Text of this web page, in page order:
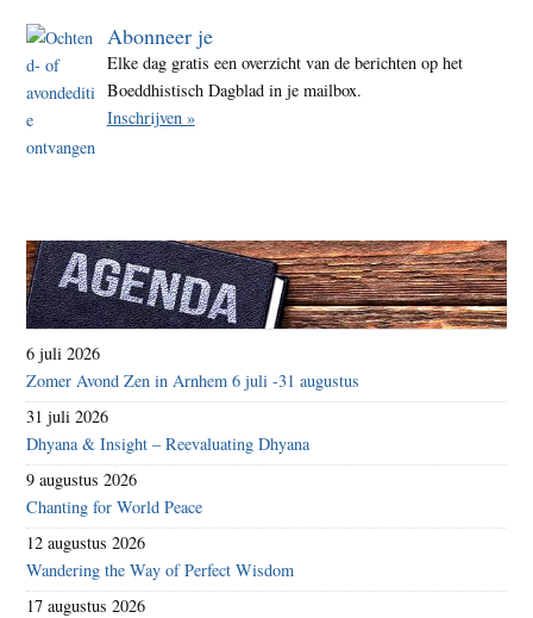
Abonneer je
Elke dag gratis een overzicht van de berichten op het
Boeddhistisch Dagblad in je mailbox.
Inschrijven »
6 juli 2026
Zomer Avond Zen in Arnhem 6 juli -31 augustus
31 juli 2026
Dhyana & Insight – Reevaluating Dhyana
9 augustus 2026
Chanting for World Peace
12 augustus 2026
Wandering the Way of Perfect Wisdom
17 augustus 2026